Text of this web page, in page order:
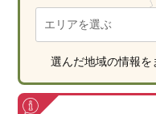
選んだ地域の情報を